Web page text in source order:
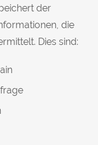
der
die
Dies sind: